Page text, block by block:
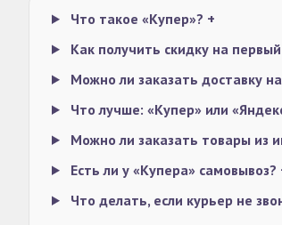
Что такое «Купер»? +
Как получить скидку на первый
Можно ли заказать доставку
Что лучше: «Купер» или
Можно ли заказать товары из
Есть ли у «Купера» самовывоз?
Что делать, если курьер не